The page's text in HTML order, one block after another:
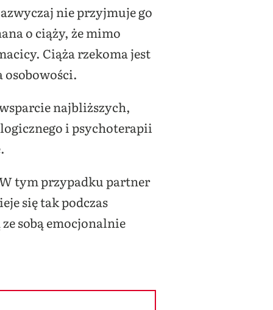
nie przyjmuje go
o ciąży, że mimo
Ciąża rzekoma jest
osobowości.
najbliższych,
i psychoterapii
tym przypadku partner
się tak podczas
sobą emocjonalnie